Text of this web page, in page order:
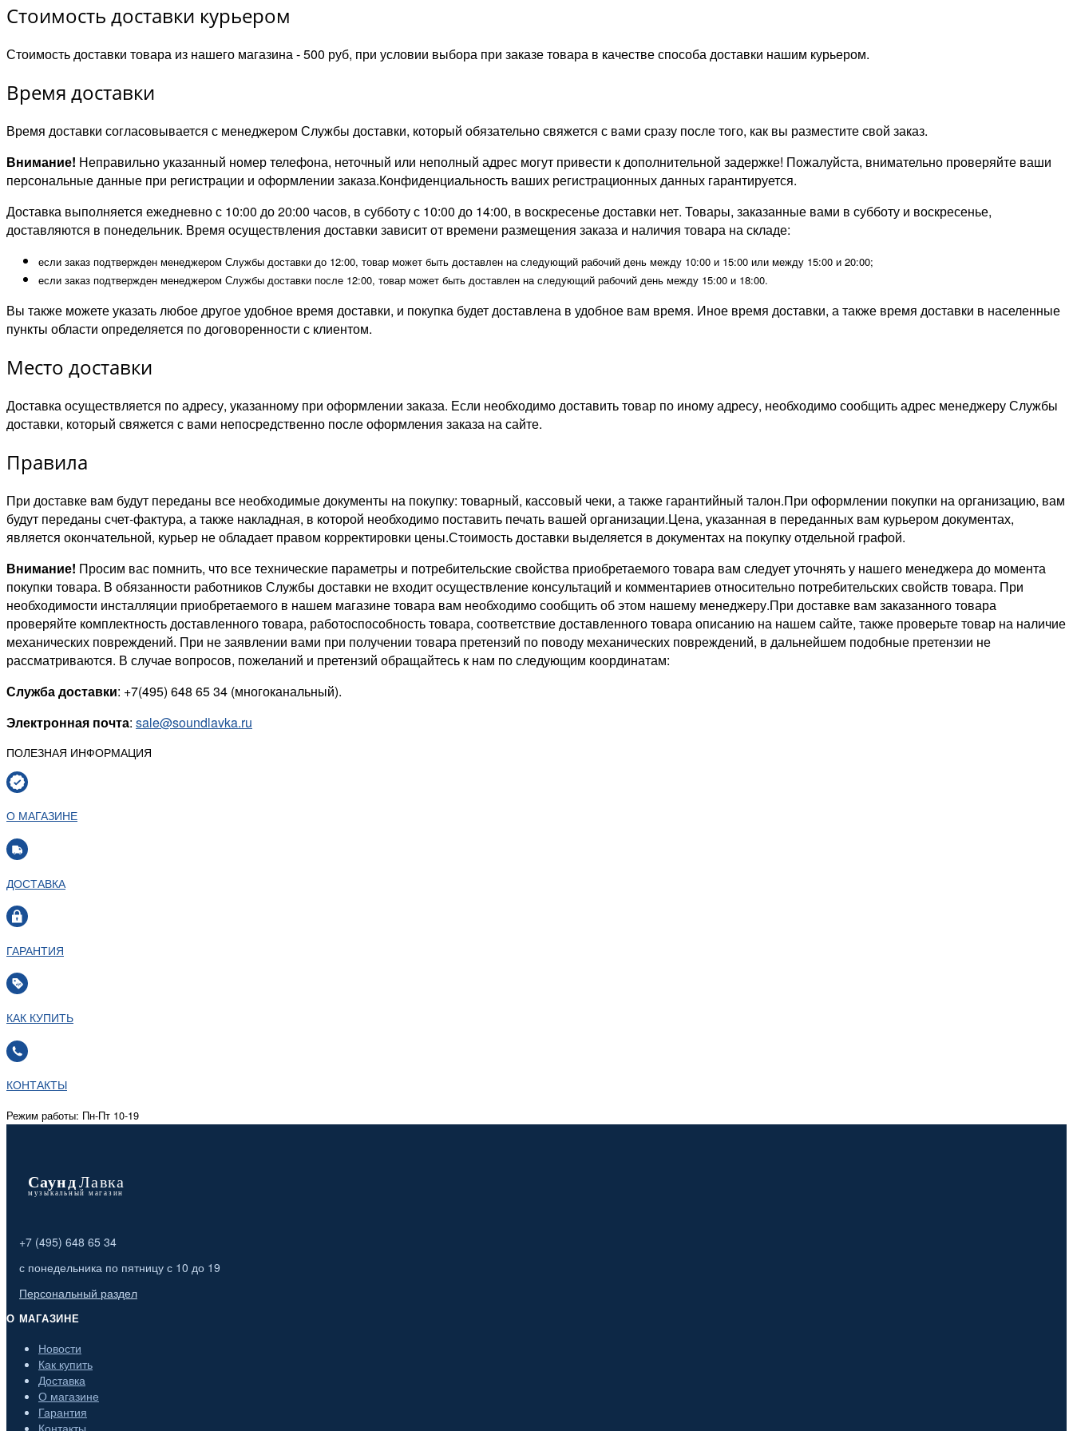
Стоимость доставки курьером
Стоимость доставки товара из нашего магазина - 500 руб, при условии выбора при заказе товара в качестве способа доставки нашим курьером.
Время доставки
Время доставки согласовывается с менеджером Службы доставки, который обязательно свяжется с вами сразу после того, как вы разместите свой заказ.
Внимание! Неправильно указанный номер телефона, неточный или неполный адрес могут привести к дополнительной задержке! Пожалуйста, внимательно проверяйте ваши
персональные данные при регистрации и оформлении заказа.Конфиденциальность ваших регистрационных данных гарантируется.
Доставка выполняется ежедневно с 10:00 до 20:00 часов, в субботу с 10:00 до 14:00, в воскресенье доставки нет. Товары, заказанные вами в субботу и воскресенье,
доставляются в понедельник. Время осуществления доставки зависит от времени размещения заказа и наличия товара на складе:
если заказ подтвержден менеджером Службы доставки до 12:00, товар может быть доставлен на следующий рабочий день между 10:00 и 15:00 или между 15:00 и 20:00;
если заказ подтвержден менеджером Службы доставки после 12:00, товар может быть доставлен на следующий рабочий день между 15:00 и 18:00.
Вы также можете указать любое другое удобное время доставки, и покупка будет доставлена в удобное вам время. Иное время доставки, а также время доставки в населенные
пункты области определяется по договоренности с клиентом.
Место доставки
Доставка осуществляется по адресу, указанному при оформлении заказа. Если необходимо доставить товар по иному адресу, необходимо сообщить адрес менеджеру Службы
доставки, который свяжется с вами непосредственно после оформления заказа на сайте.
Правила
При доставке вам будут переданы все необходимые документы на покупку: товарный, кассовый чеки, а также гарантийный талон.При оформлении покупки на организацию, вам
будут переданы счет-фактура, а также накладная, в которой необходимо поставить печать вашей организации.Цена, указанная в переданных вам курьером документах,
является окончательной, курьер не обладает правом корректировки цены.Стоимость доставки выделяется в документах на покупку отдельной графой.
Внимание! Просим вас помнить, что все технические параметры и потребительские свойства приобретаемого товара вам следует уточнять у нашего менеджера до момента
покупки товара. В обязанности работников Службы доставки не входит осуществление консультаций и комментариев относительно потребительских свойств товара. При
необходимости инсталляции приобретаемого в нашем магазине товара вам необходимо сообщить об этом нашему менеджеру.При доставке вам заказанного товара
проверяйте комплектность доставленного товара, работоспособность товара, соответствие доставленного товара описанию на нашем сайте, также проверьте товар на наличие
механических повреждений. При не заявлении вами при получении товара претензий по поводу механических повреждений, в дальнейшем подобные претензии не
рассматриваются. В случае вопросов, пожеланий и претензий обращайтесь к нам по следующим координатам:
Служба доставки: +7(495) 648 65 34 (многоканальный).
Электронная почта: sale@soundlavka.ru
ПОЛЕЗНАЯ ИНФОРМАЦИЯ
О МАГАЗИНЕ
ДОСТАВКА
ГАРАНТИЯ
КАК КУПИТЬ
КОНТАКТЫ
Режим работы: Пн-Пт 10-19
+7 (495) 648 65 34
с понедельника по пятницу с 10 до 19
Персональный раздел
О МАГАЗИНЕ
Новости
Как купить
Доставка
О магазине
Гарантия